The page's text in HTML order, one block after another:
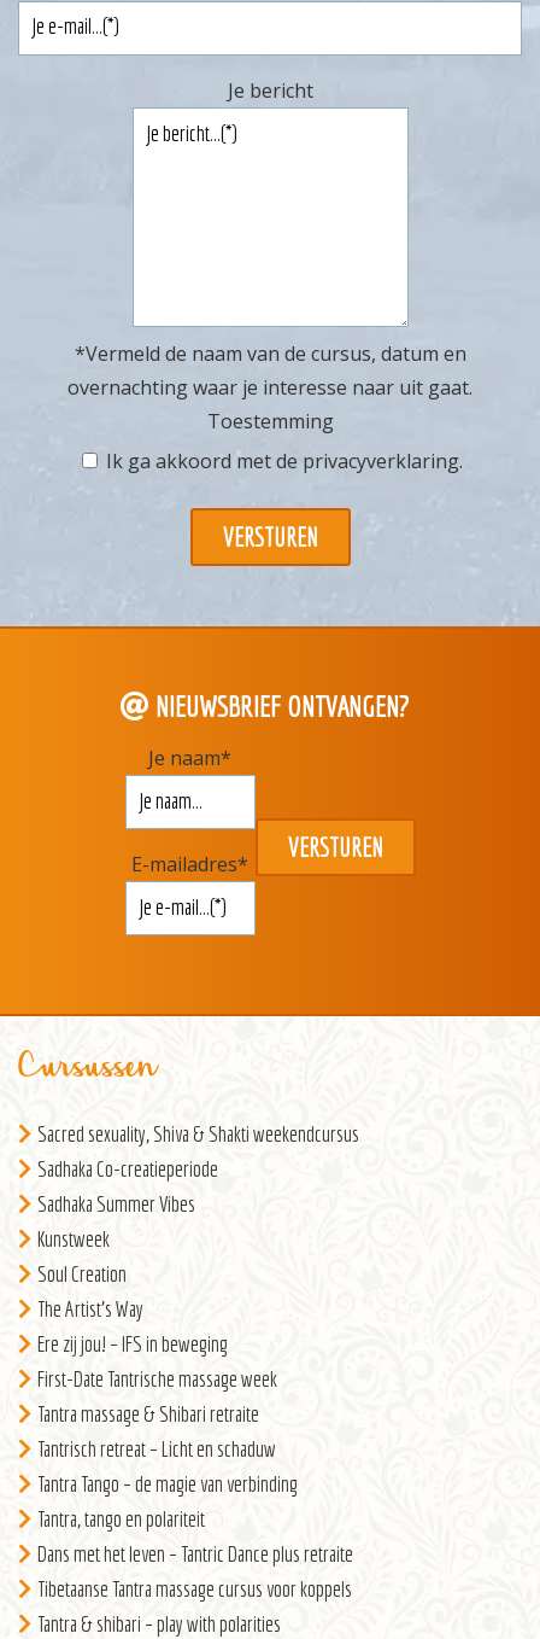
Je bericht
*Vermeld de naam van de cursus, datum en
overnachting waar je interesse naar uit gaat.
Toestemming
Ik ga akkoord met de privacyverklaring.
NIEUWSBRIEF ONTVANGEN?
Je naam*
E-mailadres*
Cursussen
Sacred sexuality, Shiva & Shakti weekendcursus
Sadhaka Co-creatieperiode
Sadhaka Summer Vibes
Kunstweek
Soul Creation
The Artist’s Way
Ere zij jou! – IFS in beweging
First-Date Tantrische massage week
Tantra massage & Shibari retraite
Tantrisch retreat – Licht en schaduw
Tantra Tango – de magie van verbinding
Tantra, tango en polariteit
Dans met het leven – Tantric Dance plus retraite
Tibetaanse Tantra massage cursus voor koppels
Tantra & shibari – play with polarities